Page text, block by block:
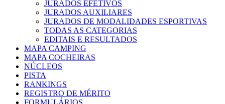
JURADOS EFETIVOS
JURADOS AUXILIARES
JURADOS DE MODALIDADES ESPORTIVAS
TODAS AS CATEGORIAS
EDITAIS E RESULTADOS
MAPA CAMPING
MAPA COCHEIRAS
NÚCLEOS
PISTA
RANKINGS
REGISTRO DE MÉRITO